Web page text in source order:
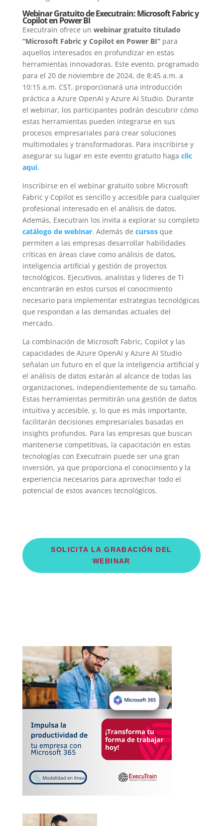
Webinar Gratuito de Executrain: Microsoft Fabric y
Copilot en Power BI
Executrain ofrece un webinar gratuito titulado
“Microsoft Fabric y Copilot en Power BI”para
aquellos interesados en profundizar en estas
herramientas innovadoras. Este evento, programado
para el 20 de noviembre de 2024, de 8:45 a.m. a
10:15 a.m. CST, proporcionará una introducción
práctica a Azure OpenAI y Azure AI Studio. Durante
el webinar, los participantes podrán descubrir cómo
estas herramientas pueden integrarse en sus
procesos empresariales para crear soluciones
multimodales y transformadoras. Para inscribirse y
asegurar su lugar en este evento gratuito haga clic
aqui.
Inscribirse en el webinar gratuito sobre Microsoft
Fabric y Copilot es sencillo y accesible para cualquier
profesional interesado en el análisis de datos.
Además, Executrain los invita a explorar su completo
catálogo de webinar. Además de cursosque
permiten a las empresas desarrollar habilidades
críticas en áreas clave como análisis de datos,
inteligencia artificial y gestión de proyectos
tecnológicos. Ejecutivos, analistas y líderes de TI
encontrarán en estos cursos el conocimiento
necesario para implementar estrategias tecnológicas
que respondan a las demandas actuales del
mercado.
La combinación de Microsoft Fabric, Copilot y las
capacidades de Azure OpenAI y Azure AI Studio
señalan un futuro en el que la inteligencia artificial y
el análisis de datos estarán al alcance de todas las
organizaciones, independientemente de su tamaño.
Estas herramientas permitirán una gestión de datos
intuitiva y accesible, y, lo que es más importante,
facilitarán decisiones empresariales basadas en
insights profundos. Para las empresas que buscan
mantenerse competitivas, la capacitación en estas
tecnologías con Executrain puede ser una gran
inversión, ya que proporciona el conocimiento y la
experiencia necesarios para aprovechar todo el
potencial de estos avances tecnológicos.
SOLICITA LA GRABACIÓN DEL
WEBINAR